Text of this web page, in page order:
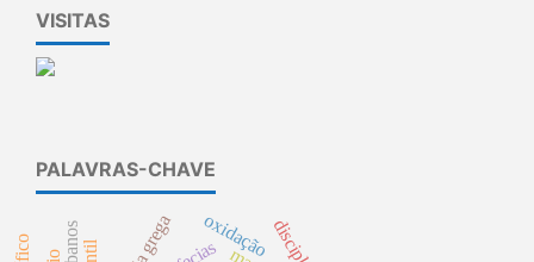
VISITAS
PALAVRAS-CHAVE
oxidação